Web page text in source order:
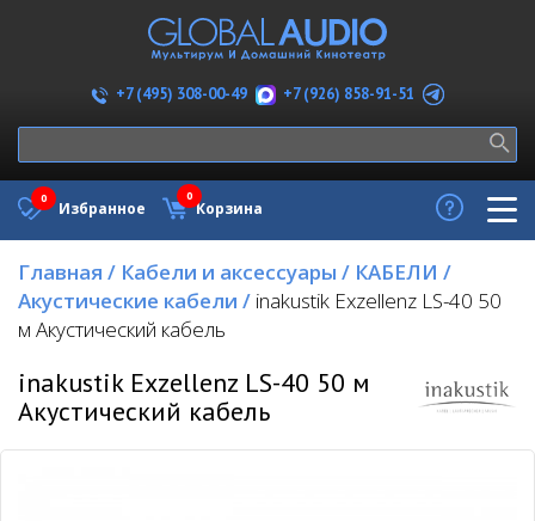
+7 (495) 308-00-49 +7 (926) 858-91-51
Избранное
0
Корзина
0
Главная / Кабели и аксессуары / КАБЕЛИ /
Акустические кабели / inakustik Exzellenz LS-40 50
м Акустический кабель
inakustik Exzellenz LS-40 50 м
Акустический кабель